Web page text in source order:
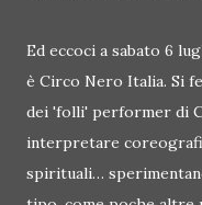
Ed eccoci a sabato 6
è Circo Nero Italia. Si
dei 'folli' performer di
interpretare
spirituali…